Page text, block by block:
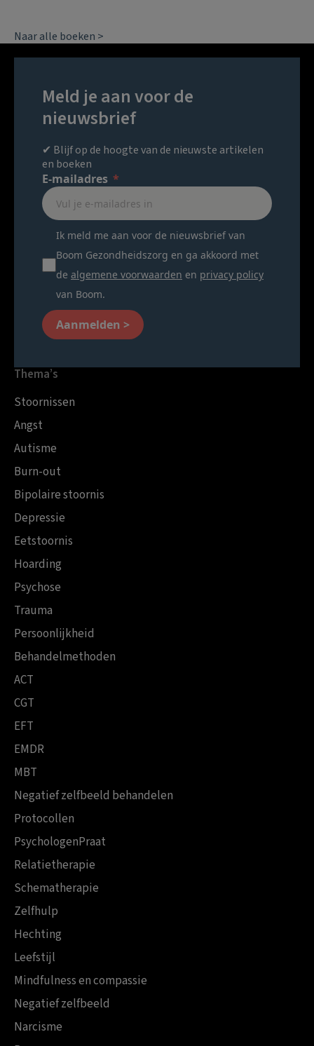
Naar alle boeken >
Meld je aan voor de
nieuwsbrief
✔ Blijf op de hoogte van de nieuwste artikelen
en boeken
E-mailadres
Ik meld me aan voor de nieuwsbrief van
Boom Gezondheidszorg en ga akkoord met
de algemene voorwaarden en privacy policy
van Boom.
Aanmelden >
Thema’s
Stoornissen
Angst
Autisme
Burn-out
Bipolaire stoornis
Depressie
Eetstoornis
Hoarding
Psychose
Trauma
Persoonlijkheid
Behandelmethoden
ACT
CGT
EFT
EMDR
MBT
Negatief zelfbeeld behandelen
Protocollen
PsychologenPraat
Relatietherapie
Schematherapie
Zelfhulp
Hechting
Leefstijl
Mindfulness en compassie
Negatief zelfbeeld
Narcisme